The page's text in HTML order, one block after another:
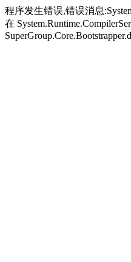
程序发生错误,错误消息
在
SuperGroup.Core.Bootstrapper.